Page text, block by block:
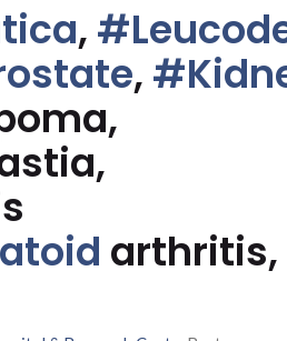
,
,
arthritis,